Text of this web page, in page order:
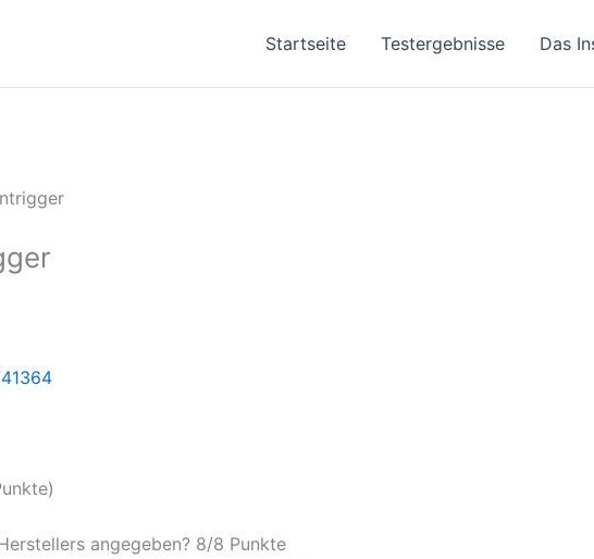
Startseite Testergebnisse Das
angegeben? 8/8 Punkte